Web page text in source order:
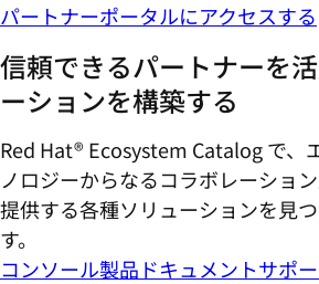
パートナーポータルにアクセスする
信頼できるパートナーを
ーションを構築する
Red Hat® Ecosystem Catalog で、
ノロジーからなるコラボレーショ
提供する各種ソリューションを見
す。
コンソール製品ドキュメントサポ